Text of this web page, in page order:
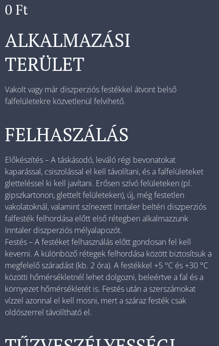
0 Ft
ALKALMAZÁSI
TERÜLET
Vakolt vagy már diszperziós festékkel átvont belső
falfelületekre közvetlenül felvihető.
FELHASZÁLÁS
Előkészítés – A táskásodó, leváló régi bevonatokat
kaparással, csiszolással el kell távolítani, és a falfelületeket
gletteléssel ki kell javítani. Erősen szívó felületeken (pl.
gipszkartonon, glettelt felületeken), új, még festetlen
vakolatoknál, valamint színezett Inntaler beltéri diszperziós
falfesték felhordása előtt első rétegben alkalmazzunk
Inntaler diszperziós mélyalapozót.
Festés – A festéket felhasználás előtt gondosan fel kell
keverni. A különböző rétegek felhordása között biztosítsuk a
megfelelő száradást (kb. 2 óra). A festékkel +5 °C és +30 °C
közötti hőmérsékletnél lehet dolgozni, beleértve a fal és a
környezet hőmérsékletét is. Festés után a szerszámokat
vízzel azonnal el kell mosni, mert a száraz festék csak
oldószerrel távolítható el.